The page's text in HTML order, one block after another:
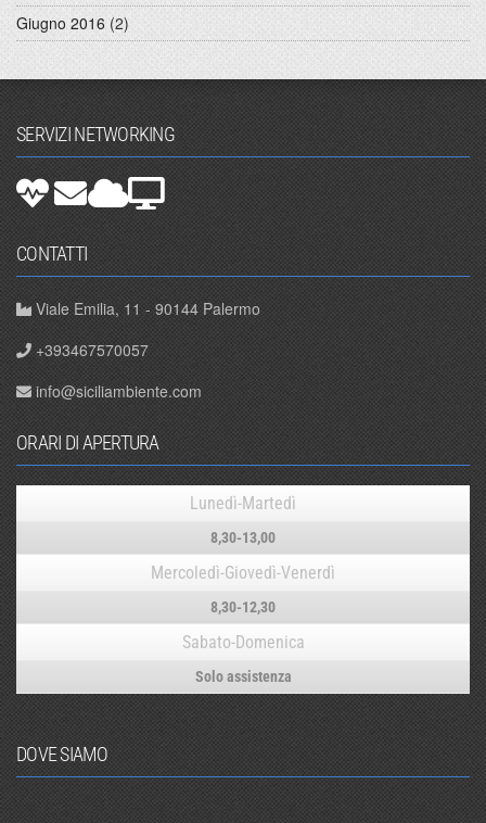
Giugno 2016 (2)
SERVIZI NETWORKING
CONTATTI
Viale Emilia, 11 - 90144 Palermo
+393467570057
info@siciliambiente.com
ORARI DI APERTURA
Lunedì-Martedì
8,30-13,00
Mercoledì-Giovedì-Venerdì
8,30-12,30
Sabato-Domenica
Solo assistenza
DOVE SIAMO